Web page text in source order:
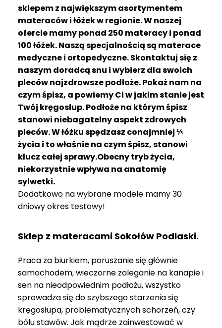
sklepem z największym asortymentem
materaców i łóżek w regionie. W naszej
ofercie mamy ponad 250 materacy i ponad
100 łóżek. Naszą specjalnością są materace
medyczne i ortopedyczne. Skontaktuj się z
naszym doradcą snu i wybierz dla swoich
pleców najzdrowsze podłoże. Pokaż nam na
czym śpisz, a powiemy Ci w jakim stanie jest
Twój kręgosłup. Podłoże na którym śpisz
stanowi niebagatelny aspekt zdrowych
pleców. W łóżku spędzasz conajmniej ⅓
życia i to właśnie na czym śpisz, stanowi
klucz całej sprawy.Obecny tryb życia,
niekorzystnie wpływa na anatomię
sylwetki.
Dodatkowo na wybrane modele mamy 30
dniowy okres testowy!
Sklep z materacami Sokołów Podlaski.
Praca za biurkiem, poruszanie się głównie
samochodem, wieczorne zaleganie na kanapie i
sen na nieodpowiednim podłożu, wszystko
sprowadza się do szybszego starzenia się
kręgosłupa, problematycznych schorzeń, czy
bólu stawów. Jak mądrze zainwestować w